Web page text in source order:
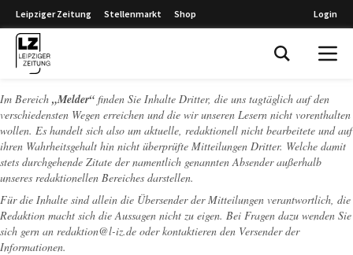
Leipziger Zeitung Stellenmarkt Shop Login
Im Bereich „Melder“ finden Sie Inhalte Dritter, die uns tagtäglich auf den
verschiedensten Wegen erreichen und die wir unseren Lesern nicht vorenthalten
wollen. Es handelt sich also um aktuelle, redaktionell nicht bearbeitete und auf
ihren Wahrheitsgehalt hin nicht überprüfte Mitteilungen Dritter. Welche damit
stets durchgehende Zitate der namentlich genannten Absender außerhalb
unseres redaktionellen Bereiches darstellen.
Für die Inhalte sind allein die Übersender der Mitteilungen verantwortlich, die
Redaktion macht sich die Aussagen nicht zu eigen. Bei Fragen dazu wenden Sie
sich gern an redaktion@l-iz.de oder kontaktieren den Versender der
Informationen.